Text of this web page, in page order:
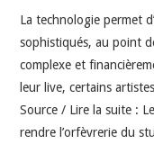
La technologie permet
sophistiqués, au point
complexe et
leur live, certains
Source / Lire la suite :
rendre l’orfèvrerie du